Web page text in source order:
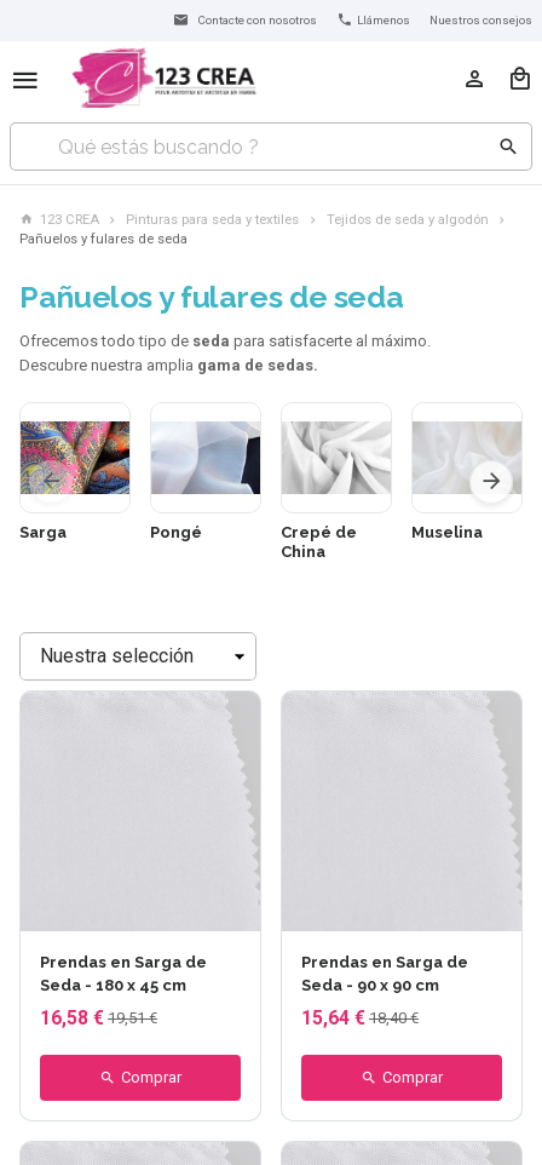
Contacte con nosotros Llámenos Nuestros consejos
123 CREA Pinturas para seda y textiles
Tejidos de seda y algodón
Pañuelos y fulares de seda
Pañuelos y fulares de seda
Ofrecemos todo tipo de seda para satisfacerte al máximo.
Descubre nuestra amplia gama de sedas.
Sarga Pongé
Crepé de
China
Muselina
Ordenar
por
Prendas en Sarga de
Seda - 180 x 45 cm
16,58 € 19,51 €
Comprar
Prendas en Sarga de
Seda - 90 x 90 cm
15,64 € 18,40 €
Comprar